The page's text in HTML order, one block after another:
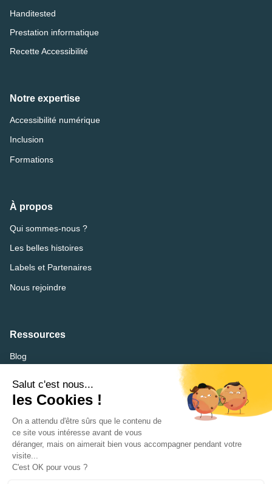
Handitested
Prestation informatique
Recette Accessibilité
Notre expertise
Accessibilité numérique
Inclusion
Formations
À propos
Qui sommes-nous ?
Les belles histoires
Labels et Partenaires
Nous rejoindre
Ressources
Blog
Lexique